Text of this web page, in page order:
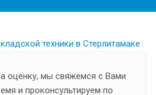
оценку, мы свяжемся с Вами
и проконсультируем по